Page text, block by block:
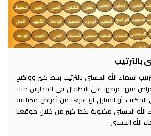
بالترتيب
اسماء الله الحسنى بالترتيب بخط كبير وواضح
منها عرضها على الأطفال في المدارس مثلا
أو المنازل أو غيرها من أغراض مختلفة
الله الحسنى مكتوبة بخط كبير من خلال موقعنا
الله الحسنى